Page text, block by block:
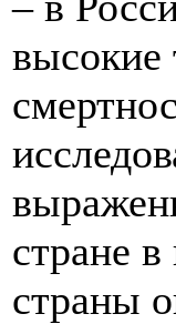
высокие
стране
страны